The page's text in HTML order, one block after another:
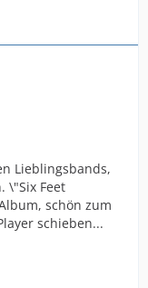
Lieblingsbands,
\"Six Feet
schön zum
schieben...